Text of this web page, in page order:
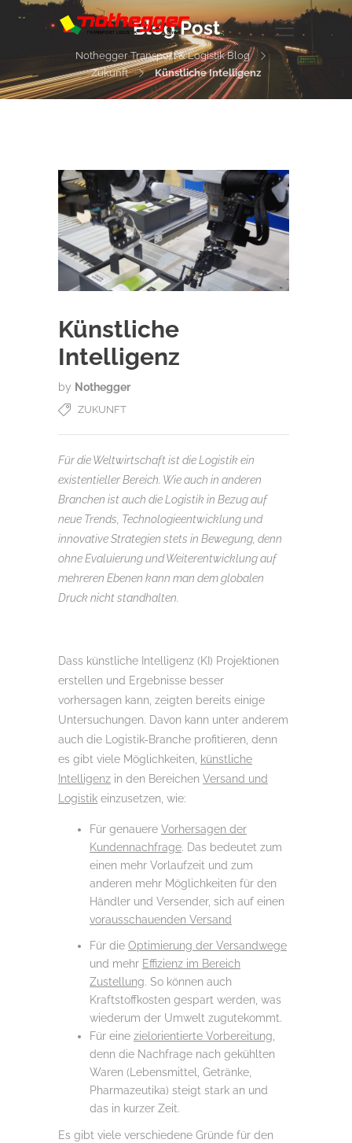
Blog Post
Nothegger Transport & Logistik Blog
Zukunft
Künstliche Intelligenz
Künstliche
Intelligenz
by Nothegger
ZUKUNFT
Für die Weltwirtschaft ist die Logistik ein
existentieller Bereich. Wie auch in anderen
Branchen ist auch die Logistik in Bezug auf
neue Trends, Technologieentwicklung und
innovative Strategien stets in Bewegung, denn
ohne Evaluierung und Weiterentwicklung auf
mehreren Ebenen kann man dem globalen
Druck nicht standhalten.
Dass künstliche Intelligenz (KI) Projektionen
erstellen und Ergebnisse besser
vorhersagen kann, zeigten bereits einige
Untersuchungen. Davon kann unter anderem
auch die Logistik-Branche profitieren, denn
es gibt viele Möglichkeiten, künstliche
Intelligenz in den Bereichen Versand und
Logistik einzusetzen, wie:
Für genauere Vorhersagen der
Kundennachfrage. Das bedeutet zum
einen mehr Vorlaufzeit und zum
anderen mehr Möglichkeiten für den
Händler und Versender, sich auf einen
vorausschauenden Versand
Für die Optimierung der Versandwege
und mehr Effizienz im Bereich
Zustellung. So können auch
Kraftstoffkosten gespart werden, was
wiederum der Umwelt zugutekommt.
Für eine zielorientierte Vorbereitung,
denn die Nachfrage nach gekühlten
Waren (Lebensmittel, Getränke,
Pharmazeutika) steigt stark an und
das in kurzer Zeit.
Es gibt viele verschiedene Gründe für den